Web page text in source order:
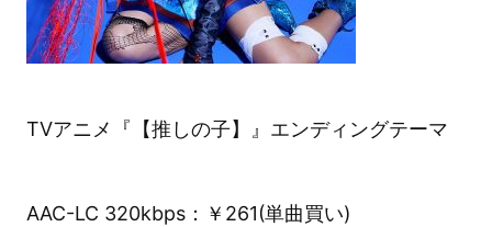
TVアニメ『【推しの子】』エンディングテーマ
AAC-LC 320kbps：￥261(単曲買い)